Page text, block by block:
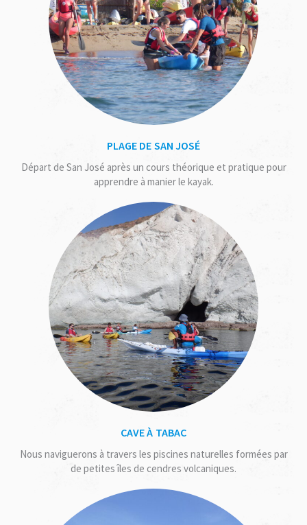
PLAGE DE SAN JOSÉ
Départ de San José après un cours théorique et pratique pour
apprendre à manier le kayak.
CAVE À TABAC
Nous naviguerons à travers les piscines naturelles formées par
de petites îles de cendres volcaniques.